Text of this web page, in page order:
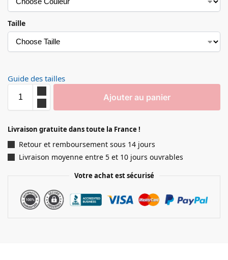
Taille
Guide des tailles
Ajouter au panier
Livraison gratuite dans toute la France !
Retour et remboursement sous 14 jours
Livraison moyenne entre 5 et 10 jours ouvrables
Votre achat est sécurisé